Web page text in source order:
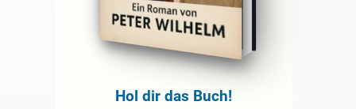
Hol dir das Buch!